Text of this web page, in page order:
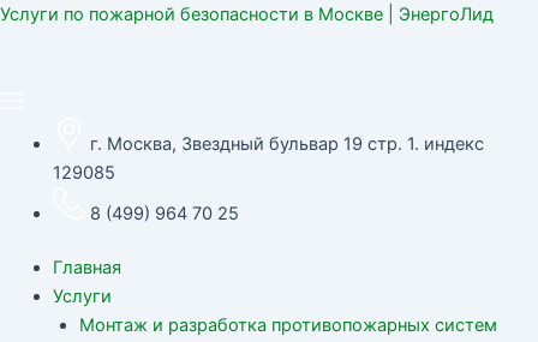
Перейти
Услуги по пожарной безопасности в Москве | ЭнергоЛид
г. Москва, Звездный бульвар 19 стр. 1. индекс
129085
8 (499) 964 70 25
Главная
Услуги
Монтаж и разработка противопожарных систем